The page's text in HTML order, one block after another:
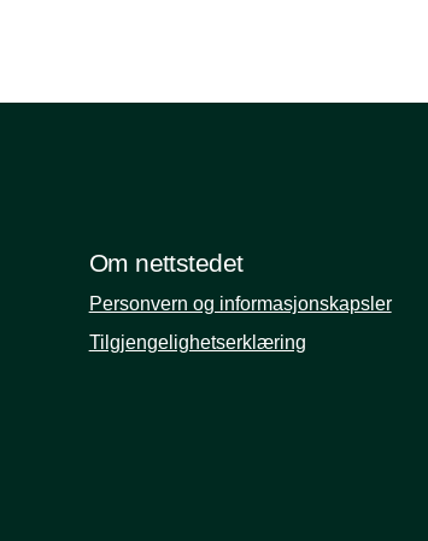
Om nettstedet
Personvern og informasjonskapsler
Tilgjengelighetserklæring